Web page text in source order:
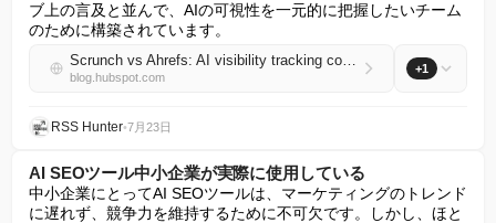
ブ上の言及と並んで、AIの可視性を一元的に把握したいチーム
のために構築されています。
Scrunch vs Ahrefs: AI visibility tracking comparison
blog.hubspot.com
+1
RSS Hunter•7月23日
AI SEOツール中小企業が実際に使用している
中小企業にとってAI SEOツールは、マーケティングのトレンド
に遅れず、競争力を維持するために不可欠です。しかし、ほと